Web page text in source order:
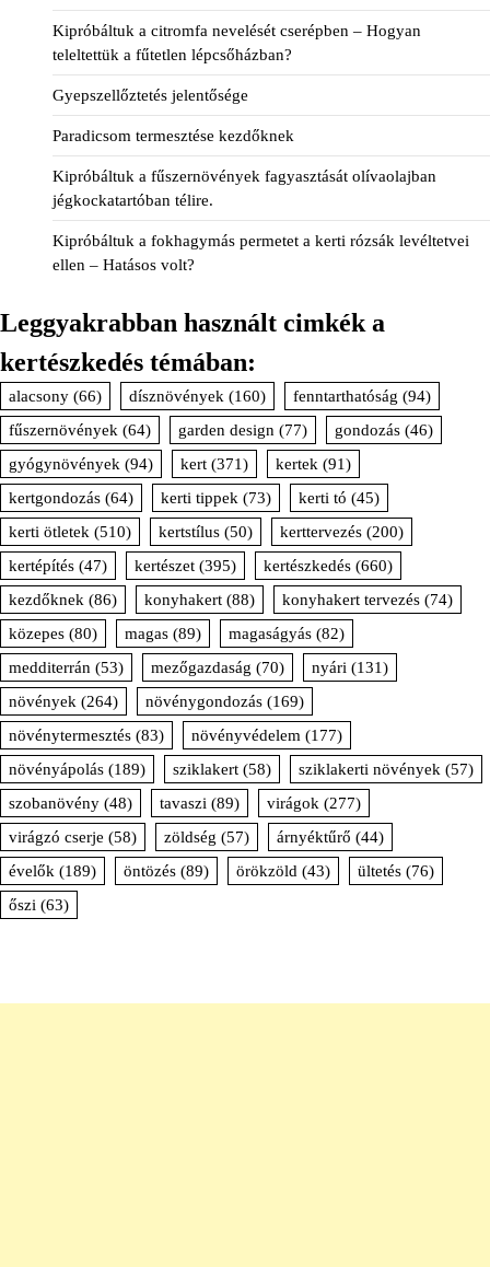
Kipróbáltuk a citromfa nevelését cserépben – Hogyan
teleltettük a fűtetlen lépcsőházban?
Gyepszellőztetés jelentősége
Paradicsom termesztése kezdőknek
Kipróbáltuk a fűszernövények fagyasztását olívaolajban
jégkockatartóban télire.
Kipróbáltuk a fokhagymás permetet a kerti rózsák levéltetvei
ellen – Hatásos volt?
Leggyakrabban használt cimkék a
kertészkedés témában:
alacsony (66) dísznövények (160) fenntarthatóság (94)
fűszernövények (64) garden design (77) gondozás (46)
gyógynövények (94) kert (371) kertek (91)
kertgondozás (64) kerti tippek (73) kerti tó (45)
kerti ötletek (510) kertstílus (50) kerttervezés (200)
kertépítés (47) kertészet (395) kertészkedés (660)
kezdőknek (86) konyhakert (88) konyhakert tervezés (74)
közepes (80) magas (89) magaságyás (82)
medditerrán (53) mezőgazdaság (70) nyári (131)
növények (264) növénygondozás (169)
növénytermesztés (83) növényvédelem (177)
növényápolás (189) sziklakert (58) sziklakerti növények (57)
szobanövény (48) tavaszi (89) virágok (277)
virágzó cserje (58) zöldség (57) árnyéktűrő (44)
évelők (189) öntözés (89) örökzöld (43) ültetés (76)
őszi (63)